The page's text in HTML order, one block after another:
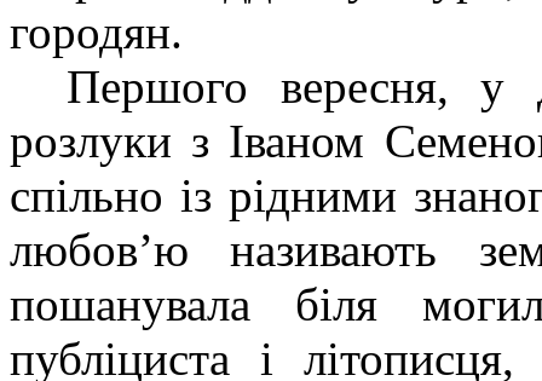
городян.
Першого вересня, у
розлуки з Іваном
спільно із рідними
любов’ю називають
пошанувала біля
публіциста і